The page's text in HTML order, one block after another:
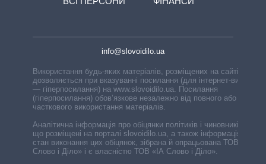
info@slovoidilo.ua
Використання будь-яких матеріалів, розміщених на сайті,
дозволяється при вказуванні посилання (для інтернет-видань
— гіперпосилання) на www.slovoidilo.ua. Посилання
(гіперпосилання) обов’язкове незалежно від повного або
часткового використання матеріалів.
Аналітична інформація про обіцянки політиків і чиновників,
що розміщені на порталі slovoidilo.ua, а також інформація про
стан виконання цих обіцянок, зібрана й опрацьована ТОВ «ІА
Слово і Діло» і є власністю ТОВ «ІА Слово і Діло».